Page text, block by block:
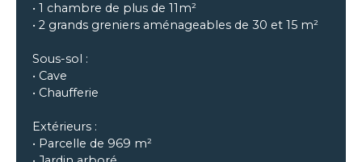
• 1 chambre de plus de 11m²
• 2 grands greniers aménageables de 30 et 15 m²
Sous-sol :
• Cave
• Chaufferie
Extérieurs :
• Parcelle de 969 m²